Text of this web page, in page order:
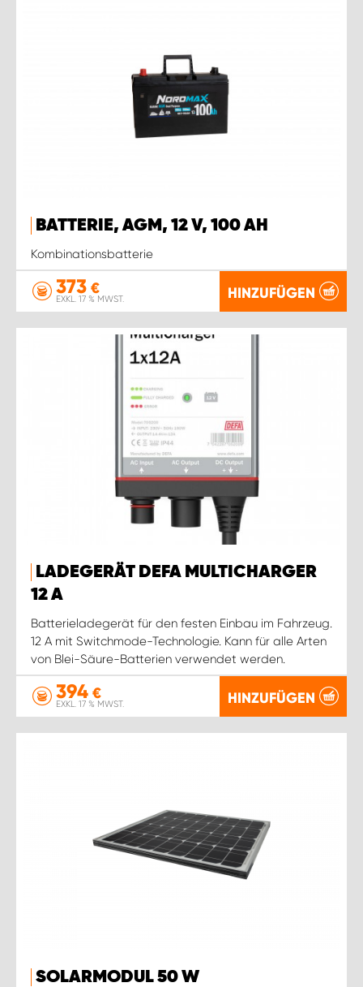
BATTERIE, AGM, 12 V, 100 AH
Kombinationsbatterie
373 €
EXKL. 17 % MWST. HINZUFÜGEN
LADEGERÄT DEFA MULTICHARGER
12 A
Batterieladegerät für den festen Einbau im Fahrzeug.
12 A mit Switchmode-Technologie. Kann für alle Arten
von Blei-Säure-Batterien verwendet werden.
394 €
EXKL. 17 % MWST. HINZUFÜGEN
SOLARMODUL 50 W